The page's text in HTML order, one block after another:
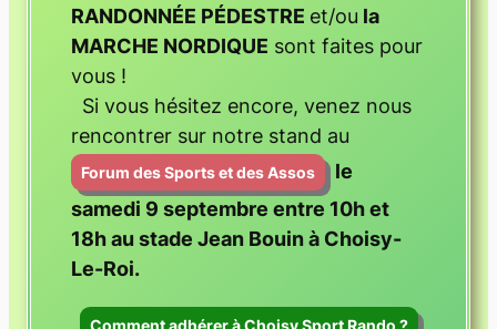
RANDONNÉE PÉDESTRE et/ou la
MARCHE NORDIQUE sont faites pour
vous !
Si vous hésitez encore, venez nous
rencontrer sur notre stand au
Forum des Sports et des Assos
le
samedi 9 septembre entre 10h et
18h au stade Jean Bouin à Choisy-
Le-Roi.